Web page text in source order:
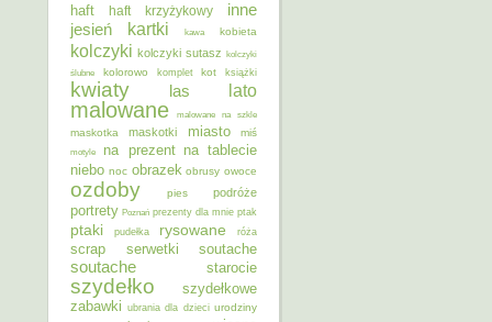
haft haft krzyżykowy inne
jesień kartki kawa kobieta
kolczyki kolczyki sutasz kolczyki
ślubne
kolorowo komplet kot książki
kwiaty las lato
malowane malowane na szkle
maskotka maskotki miasto miś
motyle na prezent na tablecie
niebo noc obrazek obrusy owoce
ozdoby pies podróże
portrety Poznań prezenty dla mnie ptak
ptaki pudełka rysowane róża
scrap serwetki soutache
soutache starocie
szydełko
szydełkowe
zabawki ubrania dla dzieci urodziny